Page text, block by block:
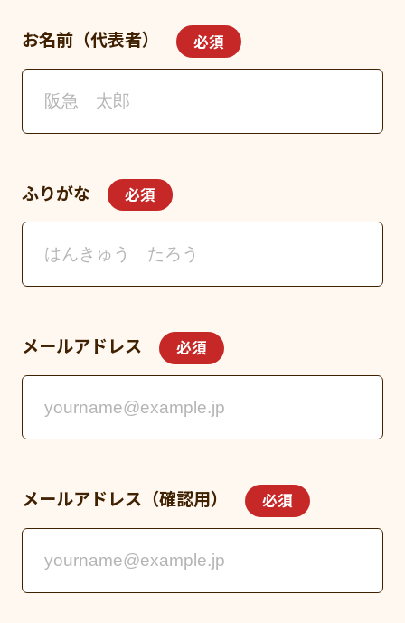
お名前（代表者） 必須
ふりがな 必須
メールアドレス 必須
メールアドレス（確認用） 必須